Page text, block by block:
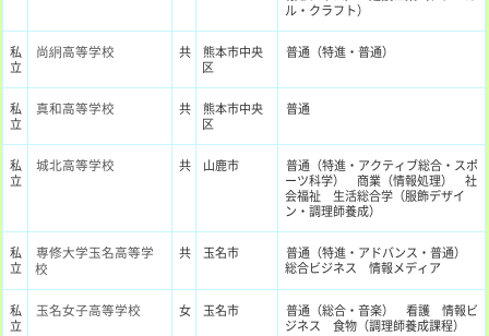
ル・クラフト）
私
立
尚絅高等学校 共
熊本市中央
区
普通（特進・普通）
私
立
真和高等学校 共
熊本市中央
区
普通
私
立
城北高等学校 共 山鹿市
普通（特進・アクティブ総合・スポ
ーツ科学） 商業（情報処理） 社
会福祉 生活総合学（服飾デザイ
ン・調理師養成）
私
立
専修大学玉名高等学
校
共 玉名市
普通（特進・アドバンス・普通）
総合ビジネス 情報メディア
私
立
玉名女子高等学校 女 玉名市
普通（総合・音楽） 看護 情報ビ
ジネス 食物（調理師養成課程）